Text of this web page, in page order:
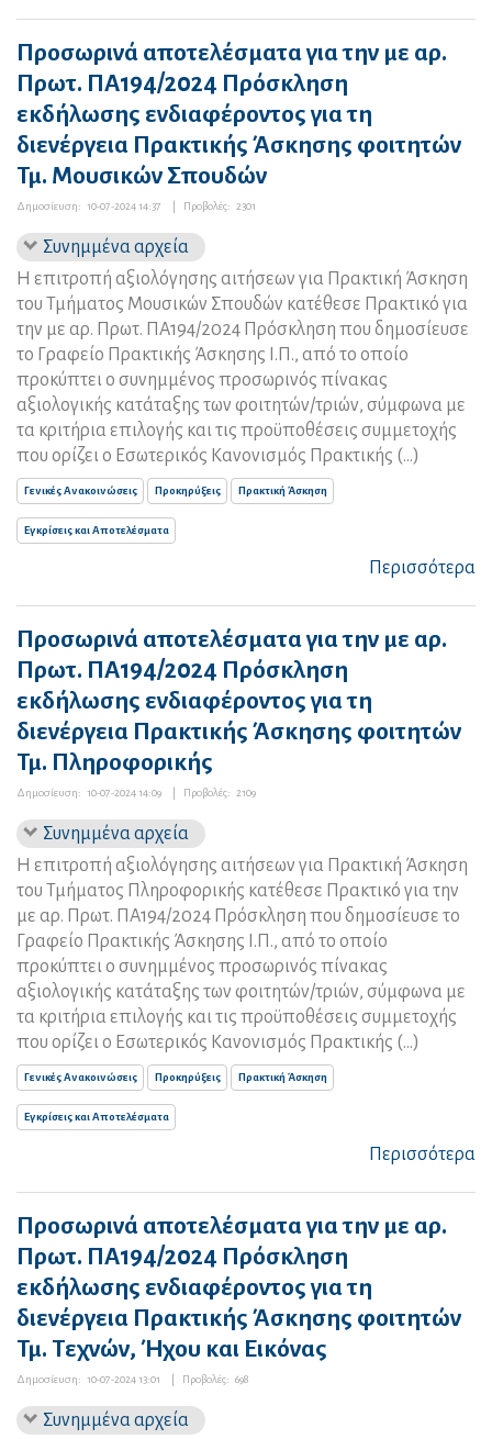
Προσωρινά αποτελέσματα για την με αρ.
Πρωτ. ΠΑ194/2024 Πρόσκληση
εκδήλωσης ενδιαφέροντος για τη
διενέργεια Πρακτικής Άσκησης φοιτητών
Τμ. Μουσικών Σπουδών
Δημοσίευση: 10-07-2024 14:37 Προβολές: 2301
Συνημμένα αρχεία
Η επιτροπή αξιολόγησης αιτήσεων για Πρακτική Άσκηση
του Τμήματος Μουσικών Σπουδών κατέθεσε Πρακτικό για
την με αρ. Πρωτ. ΠΑ194/2024 Πρόσκληση που δημοσίευσε
το Γραφείο Πρακτικής Άσκησης Ι.Π., από το οποίο
προκύπτει ο συνημμένος προσωρινός πίνακας
αξιολογικής κατάταξης των φοιτητών/τριών, σύμφωνα με
τα κριτήρια επιλογής και τις προϋποθέσεις συμμετοχής
που ορίζει ο Εσωτερικός Κανονισμός Πρακτικής (...)
Γενικές Ανακοινώσεις Προκηρύξεις Πρακτική Άσκηση
Εγκρίσεις και Αποτελέσματα
Περισσότερα
Προσωρινά αποτελέσματα για την με αρ.
Πρωτ. ΠΑ194/2024 Πρόσκληση
εκδήλωσης ενδιαφέροντος για τη
διενέργεια Πρακτικής Άσκησης φοιτητών
Τμ. Πληροφορικής
Δημοσίευση: 10-07-2024 14:09 Προβολές: 2109
Συνημμένα αρχεία
Η επιτροπή αξιολόγησης αιτήσεων για Πρακτική Άσκηση
του Τμήματος Πληροφορικής κατέθεσε Πρακτικό για την
με αρ. Πρωτ. ΠΑ194/2024 Πρόσκληση που δημοσίευσε το
Γραφείο Πρακτικής Άσκησης Ι.Π., από το οποίο
προκύπτει ο συνημμένος προσωρινός πίνακας
αξιολογικής κατάταξης των φοιτητών/τριών, σύμφωνα με
τα κριτήρια επιλογής και τις προϋποθέσεις συμμετοχής
που ορίζει ο Εσωτερικός Κανονισμός Πρακτικής (...)
Γενικές Ανακοινώσεις Προκηρύξεις Πρακτική Άσκηση
Εγκρίσεις και Αποτελέσματα
Περισσότερα
Προσωρινά αποτελέσματα για την με αρ.
Πρωτ. ΠΑ194/2024 Πρόσκληση
εκδήλωσης ενδιαφέροντος για τη
διενέργεια Πρακτικής Άσκησης φοιτητών
Τμ. Τεχνών, Ήχου και Εικόνας
Δημοσίευση: 10-07-2024 13:01 Προβολές: 698
Συνημμένα αρχεία